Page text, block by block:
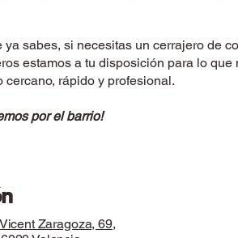
ya sabes, si necesitas un cerrajero de
estamos a tu disposición para lo
cercano, rápido y profesional.
por el barrio!
Zaragoza, 69,